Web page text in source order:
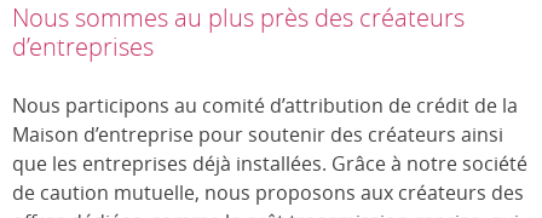
Nous sommes au plus près des créateurs
d’entreprises
Nous participons au comité d’attribution de crédit de la
Maison d’entreprise pour soutenir des créateurs ainsi
que les entreprises déjà installées. Grâce à notre société
de caution mutuelle, nous proposons aux créateurs des